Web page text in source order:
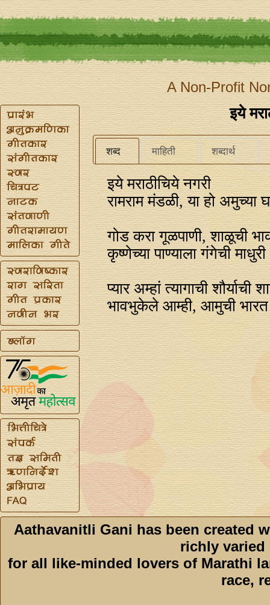
A Non-Profit
इये
शब्द माहिती शब्दार्थ
इये मराठीचिये नगरी
रामराम मंडळी, या हो अमुच्या
गोड करा गूळपाणी, शाळूची
कृष्णेच्या पाण्याला गंगेची माधुरी
प्यार अम्हां त्यागाची शौर्याची
भावभुकेले आम्ही, आमुची भारत
Aathavanitli Gani has been created
richly varied
for all like-minded lovers of Marathi
race,